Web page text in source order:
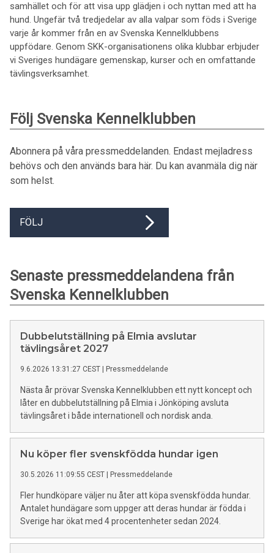
samhället och för att visa upp glädjen i och nyttan med att ha
hund. Ungefär två tredjedelar av alla valpar som föds i Sverige
varje år kommer från en av Svenska Kennelklubbens
uppfödare. Genom SKK-organisationens olika klubbar erbjuder
vi Sveriges hundägare gemenskap, kurser och en omfattande
tävlingsverksamhet.
Följ Svenska Kennelklubben
Abonnera på våra pressmeddelanden. Endast mejladress
behövs och den används bara här. Du kan avanmäla dig när
som helst.
FÖLJ
Senaste pressmeddelandena från
Svenska Kennelklubben
Dubbelutställning på Elmia avslutar
tävlingsåret 2027
9.6.2026 13:31:27 CEST Pressmeddelande
Nästa år prövar Svenska Kennelklubben ett nytt koncept och
låter en dubbelutställning på Elmia i Jönköping avsluta
tävlingsåret i både internationell och nordisk anda.
Nu köper fler svenskfödda hundar igen
30.5.2026 11:09:55 CEST Pressmeddelande
Fler hundköpare väljer nu åter att köpa svenskfödda hundar.
Antalet hundägare som uppger att deras hundar är födda i
Sverige har ökat med 4 procentenheter sedan 2024.